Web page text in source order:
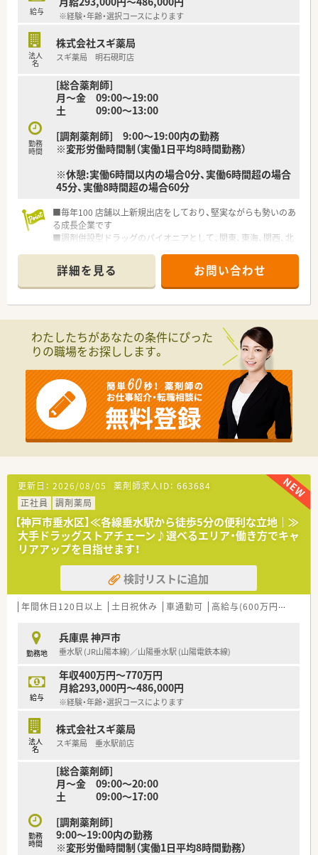
給与 ※経験・年齢・選択コースによります
法人
名
株式会社スギ薬局
スギ薬局 明石硯町店
勤務
時間
[総合薬剤師]
月～金 09:00～19:00
土 09:00～13:00
[調剤薬剤師] 9:00～19:00内の勤務
※変形労働時間制（実働1日平均8時間勤務）
※休憩:実働6時間以内の場合0分、実働6時間超の場合
45分、実働8時間超の場合60分
■毎年100 店舗以上新規出店をしており、堅実ながらも勢いのあ
る成長企業です
■調剤併設型ドラッグのパイオニアとして、関東、東海、関西、北
■研修制度は様々なプランがあり、集合研修だけでなく任意で受
講可能な研修も幅広く用意されています
■店舗で活躍する従業員、社外で活躍する従業員、将来経営幹部
となる従業員など、薬剤師として様々な活躍ができるフィールド
■総合薬剤師・調剤薬剤師（土日休み・19時までの勤務）どちらか
の働き方を選択できます
■調剤併設型だけでなく「医療モール・クリニック併設店舗」「敷
地内薬局」「訪問調剤特化型店舗」など様々な店舗を運営してい
ます
■在宅医療にも積極的取り組んでおり「訪問調剤特化型店舗」を
50店舗以上、無菌調剤室は業界最多の51店舗設置しています
■「プラチナくるみん認定企業」「健康経営優良法人2023（大規模
法人部門）認定」等を取得し一人ひとりが働きやすい環境が整備
されています
■充実した研修制度、人事制度、評価制度、キャリア支援制度等
詳細を見る お問い合わせ
わたしたちがあなたの条件にぴった
りの職場をお探しします。
更新日： 2026/08/05 薬剤師求人ID： 663684
正社員
調剤薬局
【神戸市垂水区】≪各線垂水駅から徒歩5分の便利な立地｜≫
大手ドラッグストアチェーン♪選べるエリア・働き方でキャ
リアアップを目指せます！
検討リストに追加
年間休日120日以上 土日祝休み 車通勤可 高給与(600万円以上)
勤務地
兵庫県 神戸市
垂水駅 (JR山陽本線)／山陽垂水駅 (山陽電鉄本線)
給与
年収400万円～770万円
月給293,000円～486,000円
※経験・年齢・選択コースによります
法人
名
株式会社スギ薬局
スギ薬局 垂水駅前店
勤務
時間
[総合薬剤師]
月～金 09:00～20:00
土 09:00～17:00
[調剤薬剤師]
9:00～19:00内の勤務
※変形労働時間制（実働1日平均8時間勤務）